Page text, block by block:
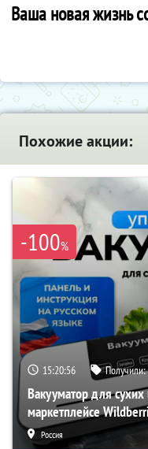
Ваша новая жизнь
Похожие акции:
-100%
15:20:55 Получили:
Вакууматор для
маркетплейсе
Россия